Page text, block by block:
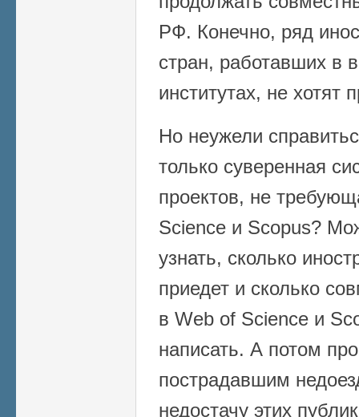
РФ. Конечно, ряд
стран, работавших в
институтах, не хотят
Но неужели
только суверенная
проектов, не
Science и Scopus?
узнать, сколько
приедет и сколько
в Web of Science и
написать. А потом
пострадавшим
недостачу этих